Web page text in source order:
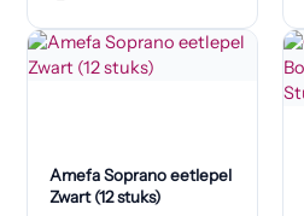
Amefa Soprano eetlepel
Zwart (12 stuks)